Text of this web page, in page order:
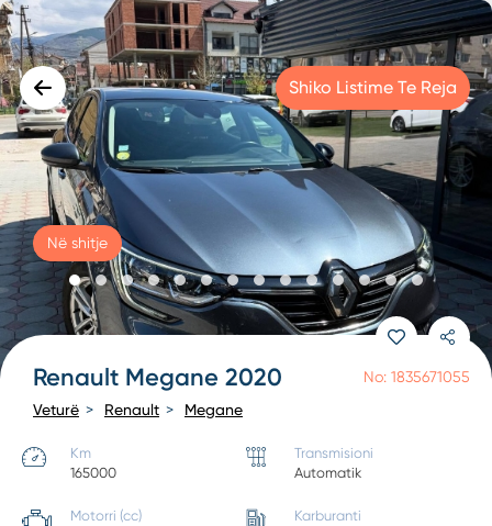
Shiko Listime Te Reja
No: 1835671055
Në shitje
Renault Megane 2020
Veturë Renault Megane
Km
165000
Transmisioni
Automatik
Motorri (cc)
Karburanti